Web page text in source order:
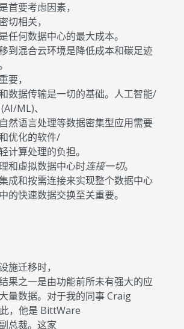
首要考虑因素，
切相关，
任何数据中心的最大成本。
到混合云环境是降低成本和碳足迹
要，
数据传输是一切的基础。人工智能/
ML)、
然语言处理等数据密集型应用需要
优化的软件/
计算处理的负担。
和虚拟数据中心时连接一切。
成和按需连接来实现整个数据中心
的快速数据交换至关重要。
施迁移时，
果之一是由功能前所未有强大的应
量数据。对于我的同事 Craig
，他是 BittWare
总裁。这家